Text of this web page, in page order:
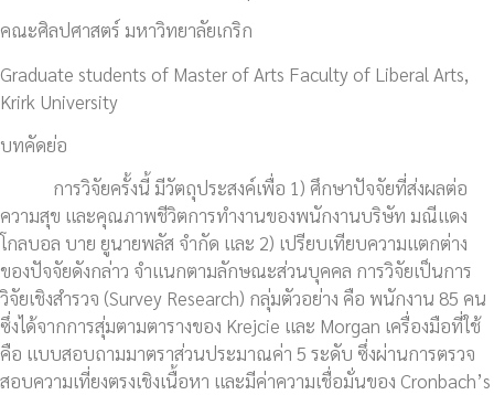
คณะศิลปศาสตร์ มหาวิทยาลัยเกริก
Graduate students of Master of Arts Faculty of Liberal Arts,
Krirk University
บทคัดย่อ
การวิจัยครั้งนี้ มีวัตถุประสงค์เพื่อ 1) ศึกษาปัจจัยที่ส่งผลต่อ
ความสุข และคุณภาพชีวิตการทำงานของพนักงานบริษัท มณีแดง
โกลบอล บาย ยูนายพลัส จำกัด และ 2) เปรียบเทียบความแตกต่าง
ของปัจจัยดังกล่าว จำแนกตามลักษณะส่วนบุคคล การวิจัยเป็นการ
วิจัยเชิงสำรวจ (Survey Research) กลุ่มตัวอย่าง คือ พนักงาน 85 คน
ซึ่งได้จากการสุ่มตามตารางของ Krejcie และ Morgan เครื่องมือที่ใช้
คือ แบบสอบถามมาตราส่วนประมาณค่า 5 ระดับ ซึ่งผ่านการตรวจ
สอบความเที่ยงตรงเชิงเนื้อหา และมีค่าความเชื่อมั่นของ Cronbach’s